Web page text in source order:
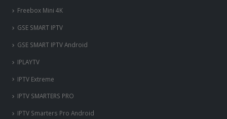
Freebox Mini 4K
‎GSE SMART IPTV
GSE SMART IPTV Android
IPLAYTV
IPTV Extreme
IPTV SMARTERS PRO
IPTV Smarters Pro Android